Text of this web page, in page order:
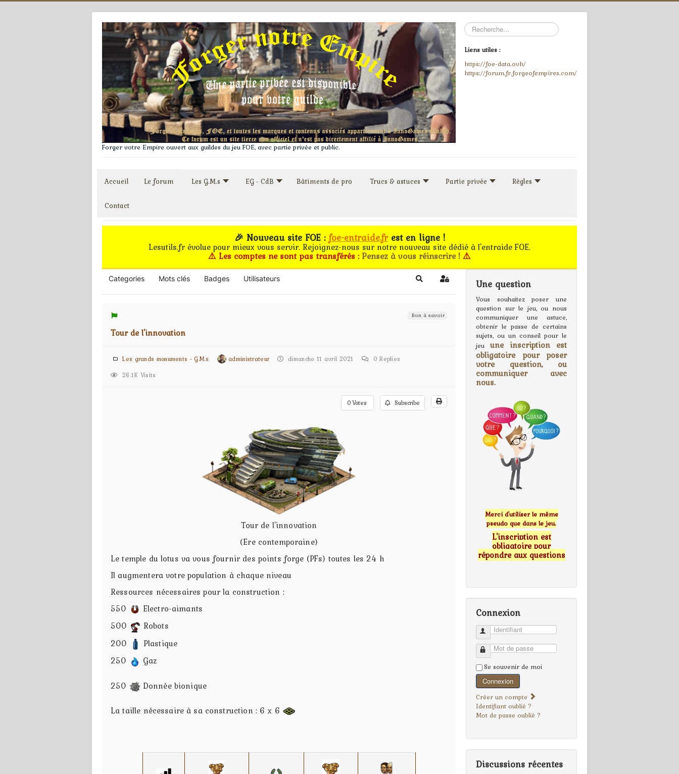
Forger votre Empire ouvert aux guildes du jeu FOE, avec partie privée et public.
Rechercher
Liens utiles :
https://foe-data.ovh/
https://forum.fr.forgeofempires.com/
Accueil Le forum Les G.M.s EG - CdB Bâtiments de pro Trucs & astuces Partie privée Règles
Contact
🎉 Nouveau site FOE :foe-entraide.frest en ligne !
Lesutils.fr évolue pour mieux vous servir. Rejoignez-nous sur notre nouveau site dédié à l'entraide FOE.
⚠️ Les comptes ne sont pas transférés :Pensez à vous réinscrire !⚠️
Categories Mots clés Badges Utilisateurs Search Sign In
Bon à savoir
Tour de l'innovation
Les grands monuments - G.M.s administrateur dimanche 11 avril 2021 0 Replies
26.1K Visits
0Votes Subscribe
Tour de l'innovation
(Ere contemporaine)
Le temple du lotus va vous fournir des points forge (PFs) toutes les 24 h
Il augmentera votre population à chaque niveau
Ressources nécessaires pour la construction :
550
Electro-aimants
500
Robots
200
Plastique
250
Gaz
250 Donnée bionique
La taille nécessaire à sa construction : 6 x 6
Une question
Vous souhaitez poser une
question sur le jeu, ou nous
communiquer une astuce,
obtenir le passe de certains
sujets, ou un conseil pour le
jeu une inscription est
obligatoire pour poser
votre question, ou
communiquer avec
nous.
Merci d'utiliser le même
pseudo que dans le jeu.
L'inscription est
obligatoire pour
répondre aux questions
Connexion
Identifiant
Mot de passe
Se souvenir de moi
Connexion
Créer un compte
Identifiant oublié ?
Mot de passe oublié ?
Discussions récentes